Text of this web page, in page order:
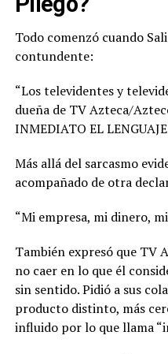
Todo comenzó cuando
contundente:
“Los televidentes y
dueña de TV Azteca/
INMEDIATO EL LENGUAJE
Más allá del sarcasmo
acompañado de otra
“Mi empresa, mi dinero,
También expresó que TV
no caer en lo que él
sin sentido. Pidió a sus
producto distinto, más
influido por lo que llama